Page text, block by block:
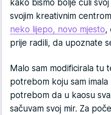
kako bismo bolje čuli
svojim kreativnim
neko lijepo, novo mjesto,
prije radili, da upoznate
Malo sam modificirala tu
potrebom koju sam
potrebom da u kaosu
sačuvam svoj mir. Za